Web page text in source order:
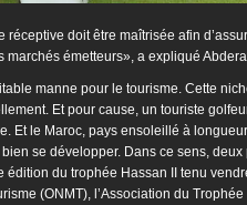
réceptive doit être maîtrisée afin
marchés émetteurs», a expliqué
manne pour le tourisme. Cette
Et pour cause, un touriste
Et le Maroc, pays ensoleillé à
se développer. Dans ce sens, deux
édition du trophée Hassan II tenu
(ONMT), l’Association du